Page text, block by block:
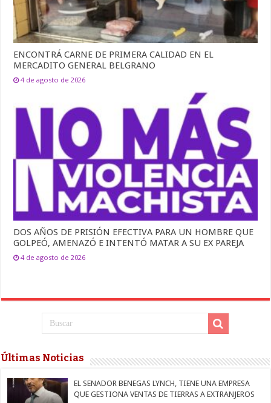
ENCONTRÁ CARNE DE PRIMERA CALIDAD EN EL
MERCADITO GENERAL BELGRANO
4 de agosto de 2026
DOS AÑOS DE PRISIÓN EFECTIVA PARA UN HOMBRE QUE
GOLPEÓ, AMENAZÓ E INTENTÓ MATAR A SU EX PAREJA
4 de agosto de 2026
Últimas Noticias
EL SENADOR BENEGAS LYNCH, TIENE UNA EMPRESA
QUE GESTIONA VENTAS DE TIERRAS A EXTRANJEROS